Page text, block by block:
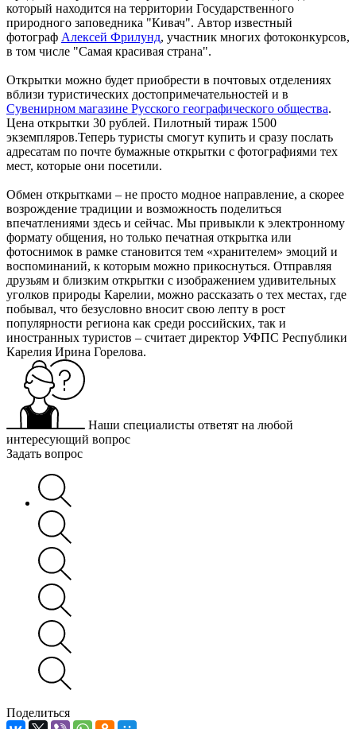
который находится на территории Государственного
природного заповедника "Кивач". Автор известный
фотограф Алексей Фрилунд, участник многих фотоконкурсов,
в том числе "Самая красивая страна".
Открытки можно будет приобрести в почтовых отделениях
вблизи туристических достопримечательностей и в
Сувенирном магазине Русского географического общества.
Цена открытки 30 рублей. Пилотный тираж 1500
экземпляров.Теперь туристы смогут купить и сразу послать
адресатам по почте бумажные открытки с фотографиями тех
мест, которые они посетили.
Обмен открытками – не просто модное направление, а скорее
возрождение традиции и возможность поделиться
впечатлениями здесь и сейчас. Мы привыкли к электронному
формату общения, но только печатная открытка или
фотоснимок в рамке становится тем «хранителем» эмоций и
воспоминаний, к которым можно прикоснуться. Отправляя
друзьям и близким открытки с изображением удивительных
уголков природы Карелии, можно рассказать о тех местах, где
побывал, что безусловно вносит свою лепту в рост
популярности региона как среди российских, так и
иностранных туристов – считает директор УФПС Республики
Карелия Ирина Горелова.
Наши специалисты ответят на любой
интересующий вопрос
Задать вопрос
Поделиться